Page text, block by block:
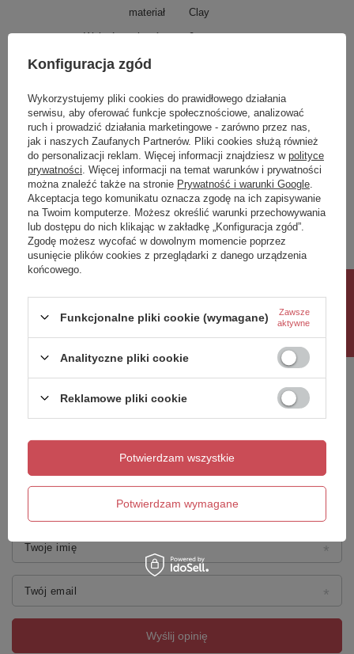
materiał Clay
Wykończenie nóg 0
Czy wymagany montaż
o czas oczekiwania i dostępność
produktu.
Potrzebujesz pomocy? Masz pytania?
Zadaj pytanie a my odpowiemy niezwłocznie,
najciekawsze pytania i odpowiedzi publikując
dla innych.
Zadaj pytanie
Napisz swoją opinię
Twoja ocena:
5/5
Treść twojej opinii
Dodaj własne zdjęcie produktu:
Twoje imię
Twój email
Wyślij opinię
Konfiguracja zgód
Wykorzystujemy pliki cookies do prawidłowego działania
serwisu, aby oferować funkcje społecznościowe, analizować
ruch i prowadzić działania marketingowe - zarówno przez nas,
jak i naszych Zaufanych Partnerów. Pliki cookies służą również
do personalizacji reklam. Więcej informacji znajdziesz w polityce
prywatności . Więcej informacji na temat warunków i prywatności
można znaleźć także na stronie Prywatność i warunki Google
Akceptacja tego komunikatu oznacza zgodę na ich zapisywanie
na Twoim komputerze. Możesz określić warunki przechowywania
lub dostępu do nich klikając w zakładkę „Konfiguracja zgód”.
Zgodę możesz wycofać w dowolnym momencie poprzez
usunięcie plików cookies z przeglądarki z danego urządzenia
końcowego.
Funkcjonalne pliki cookie (wymagane)
Zawsze
aktywne
Analityczne pliki cookie
Reklamowe pliki cookie
Potwierdzam wymagane
Potwierdzam wszystkie